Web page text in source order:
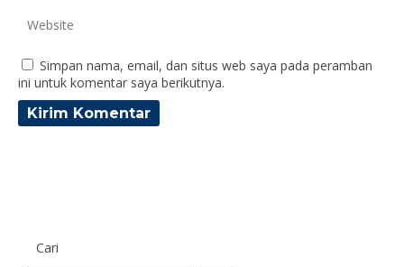
Simpan nama, email, dan situs web saya pada peramban
ini untuk komentar saya berikutnya.
Cari